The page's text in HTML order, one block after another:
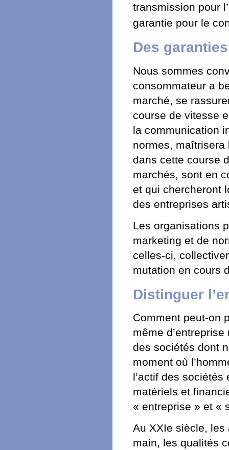
transmission pour
garantie pour le
Des
Nous sommes
consommateur a
marché, se
course de vitesse
la communication
normes,
dans cette course
marchés, sont en
et qui chercheront
des entreprises
Les organisations
marketing et de
celles-ci,
mutation en cours
Distinguer
Comment peut-on
même
des sociétés dont
moment où
l’actif des
matériels et
« entreprise » et «
Au XXIe siècle,
main, les qualités